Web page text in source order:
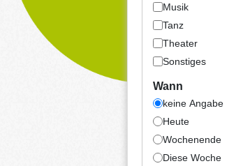
Musik
Tanz
Theater
Sonstiges
Wann
keine Angabe
Heute
Wochenende
Diese Woche